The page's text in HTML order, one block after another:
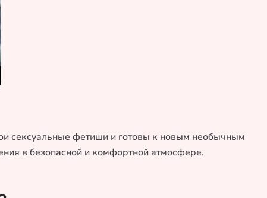
сексуальные фетиши и готовы к новым необычным
в безопасной и комфортной атмосфере.